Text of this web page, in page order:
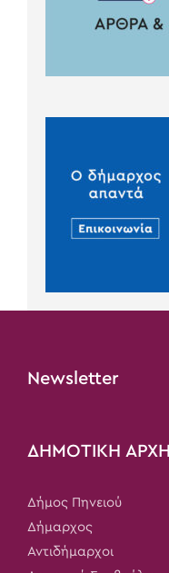
Newsletter
ΔΗΜΟΤΙΚΗ ΑΡΧΗ
Δήμος Πηνειού
Δήμαρχος
Αντιδήμαρχοι